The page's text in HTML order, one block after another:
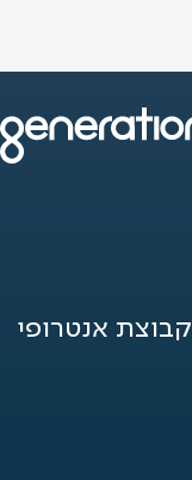
קבוצת אנטרופי